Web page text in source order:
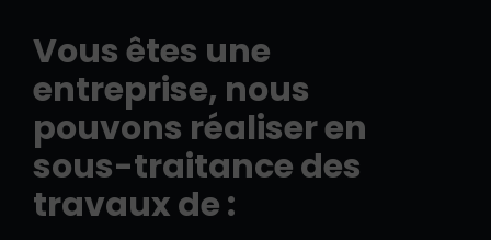
Vous êtes une
entreprise, nous
pouvons réaliser en
sous-traitance des
travaux de :